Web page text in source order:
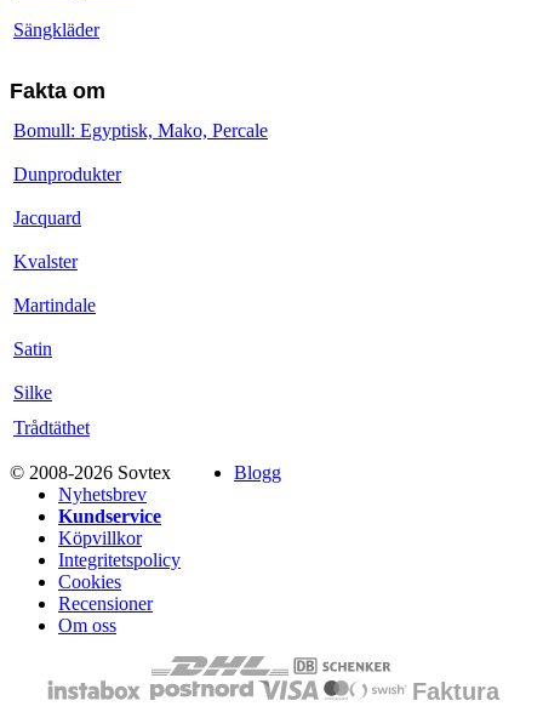
Sängkläder
Fakta om
Bomull: Egyptisk, Mako, Percale
Dunprodukter
Jacquard
Kvalster
Martindale
Satin
Silke
Trådtäthet
© 2008-2026 Sovtex
Blogg
Nyhetsbrev
Kundservice
Köpvillkor
Integritetspolicy
Cookies
Recensioner
Om oss